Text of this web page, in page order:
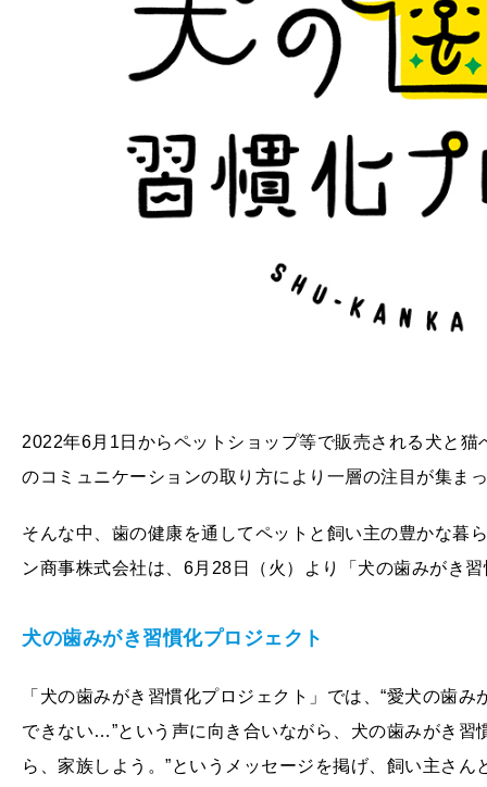
2022年6月1日からペットショップ等で販売される犬と
のコミュニケーションの取り方により一層の注目が集ま
そんな中、歯の健康を通してペットと飼い主の豊かな暮
ン商事株式会社は、6月28日（火）より「犬の歯みがき
犬の歯みがき習慣化プロジェクト
「犬の歯みがき習慣化プロジェクト」では、“愛犬の歯
できない…”という声に向き合いながら、犬の歯みがき習
ら、家族しよう。”というメッセージを掲げ、飼い主さ